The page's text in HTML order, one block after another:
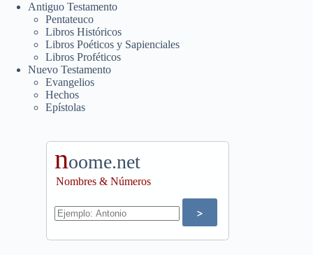
Antiguo Testamento
Pentateuco
Libros Históricos
Libros Poéticos y Sapienciales
Libros Proféticos
Nuevo Testamento
Evangelios
Hechos
Epístolas
noome.net
Nombres & Números